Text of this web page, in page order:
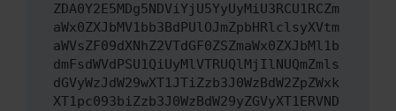
ZDA0Y2E5MDg5NDViYjU5YyUyMiU3RCU1RCZm
aWx0ZXJbMV1bb3BdPUlOJmZpbHRlclsyXVtm
aWVsZF09dXNhZ2VTdGF0ZSZmaWx0ZXJbMl1b
dmFsdWVdPSU1QiUyMlVTRUQlMjIlNUQmZmls
dGVyWzJdW29wXT1JTiZzb3J0WzBdW2ZpZWxk
XT1pc093biZzb3J0WzBdW29yZGVyXT1ERVND